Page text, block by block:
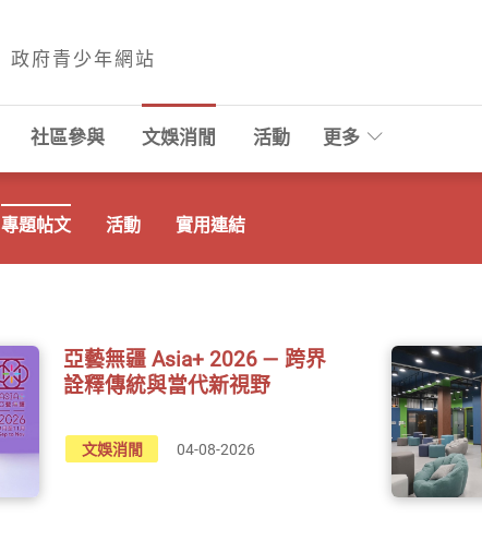
政府青少年網站
社區參與 文娛消閒 活動 更多
專題帖文 活動 實用連結
亞藝無疆 Asia+ 2026 — 跨界
詮釋傳統與當代新視野
文娛消閒 04-08-2026